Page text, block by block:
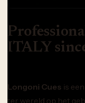
ITALY
Longoni Cues is
ter wereld op het